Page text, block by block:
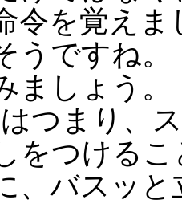
令を覚え
うですね
ましょう
つまり、
をつける
、バスッ